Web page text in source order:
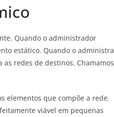
Quando o administrador
estático. Quando o
redes de destinos. Chamamos
elementos que compõe a rede.
viável em pequenas